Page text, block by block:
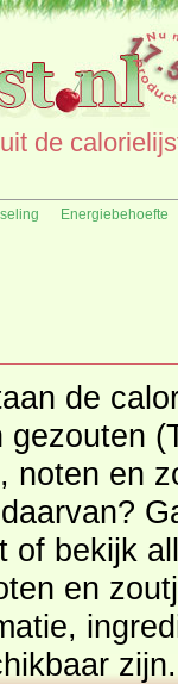
de
Energiebehoefte
de
Zoekt u
en
zijn.